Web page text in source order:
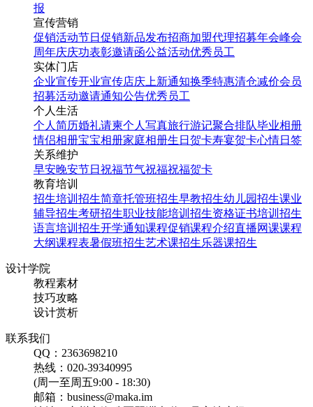
报
宣传营销
促销活动节日促销新品发布招商加盟代理招募年会峰会
周年庆庆功表彰邀请函公益活动优秀员工
实体门店
企业宣传开业宣传店庆 上新通知换季特惠清仓减价会员
招募活动邀请通知公告优秀员工
个人生活
个人简历婚礼请柬个人写真旅行游记聚合排队毕业相册
情侣相册宝宝相册家庭相册生日贺卡寿宴贺卡心情日签
关系维护
早安晚安节日祝福节气祝福祝福贺卡
教育培训
招生培训 招生简章托管班招生早教招生幼儿园招生课业
辅导招生考研招生职业技能培训招生资格证书培训招生
语言培训招生开学通知课程促销课程介绍直播网课课程
大纲课程表暑假班招生艺术课招生乐器课招生
设计学院
教程素材
技巧攻略
设计赏析
联系我们
QQ：2363698210
热线：020-39340995
(周一至周五9:00 - 18:30)
邮箱：business@maka.im